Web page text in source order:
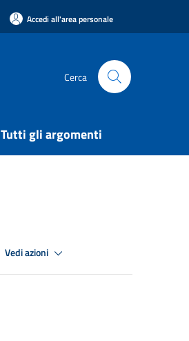
Accedi all'area personale
Cerca
Tutti gli argomenti
Vedi azioni